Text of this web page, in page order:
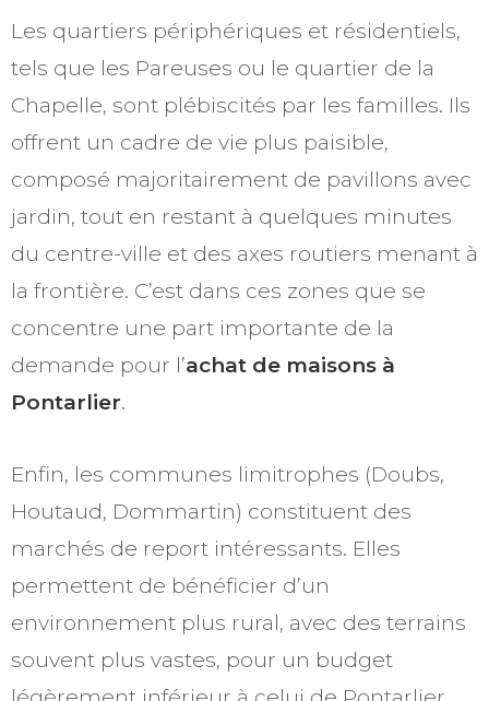
Les quartiers périphériques et résidentiels,
tels que les Pareuses ou le quartier de la
Chapelle, sont plébiscités par les familles. Ils
offrent un cadre de vie plus paisible,
composé majoritairement de pavillons avec
jardin, tout en restant à quelques minutes
du centre-ville et des axes routiers menant à
la frontière. C’est dans ces zones que se
concentre une part importante de la
demande pour l’achat de maisons à
Pontarlier.
Enfin, les communes limitrophes (Doubs,
Houtaud, Dommartin) constituent des
marchés de report intéressants. Elles
permettent de bénéficier d’un
environnement plus rural, avec des terrains
souvent plus vastes, pour un budget